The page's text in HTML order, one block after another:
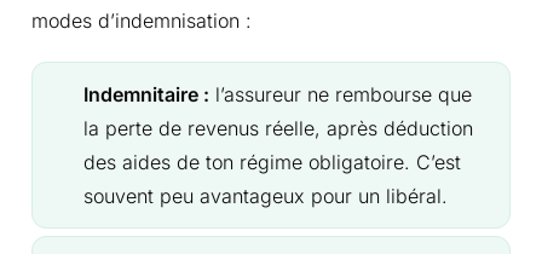
modes d’indemnisation :
Indemnitaire : l’assureur ne rembourse que
la perte de revenus réelle, après déduction
des aides de ton régime obligatoire. C’est
souvent peu avantageux pour un libéral.